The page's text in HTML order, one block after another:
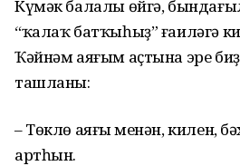
Күмәк балалы өйгә,
“ҡалаҡ батҡыһыҙ” ғаиләгә
Ҡәйнәм аяғым аҫтына эре
ташланы:
– Төклө аяғың менән, килен,
артһын.